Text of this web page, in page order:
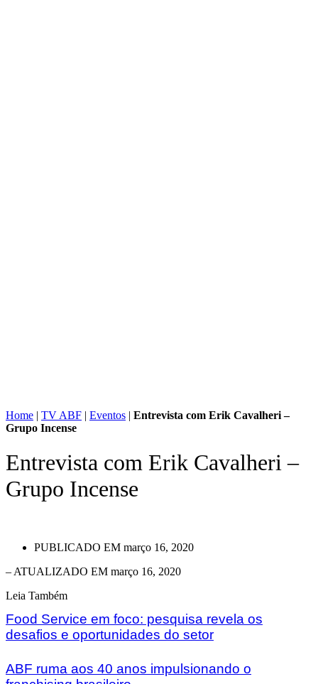
Home | TV ABF | Eventos | Entrevista com Erik Cavalheri –
Grupo Incense
Entrevista com Erik Cavalheri –
Grupo Incense
PUBLICADO EM março 16, 2020
– ATUALIZADO EM março 16, 2020
Leia Também
Food Service em foco: pesquisa revela os
desafios e oportunidades do setor
ABF ruma aos 40 anos impulsionando o